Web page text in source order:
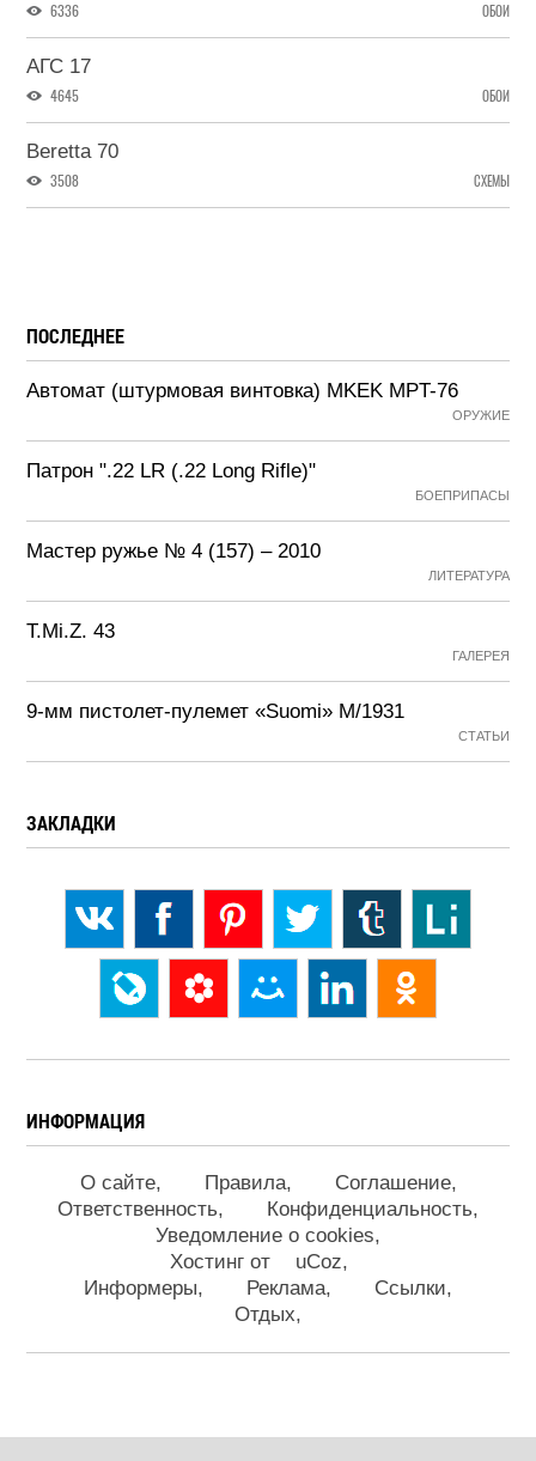
6336 ОБОИ
АГС 17
4645 ОБОИ
Beretta 70
3508 СХЕМЫ
ПОСЛЕДНЕЕ
Автомат (штурмовая винтовка) MKEK MPT-76
ОРУЖИЕ
Патрон ".22 LR (.22 Long Rifle)"
БОЕПРИПАСЫ
Мастер ружье № 4 (157) – 2010
ЛИТЕРАТУРА
T.Mi.Z. 43
ГАЛЕРЕЯ
9-мм пистолет-пулемет «Suomi» М/1931
СТАТЬИ
ЗАКЛАДКИ
ИНФОРМАЦИЯ
О сайте Правила
Соглашение
Ответственность
Конфиденциальность
Уведомление о cookies
Хостинг от
uCoz
Информеры
Реклама
Ссылки
Отдых